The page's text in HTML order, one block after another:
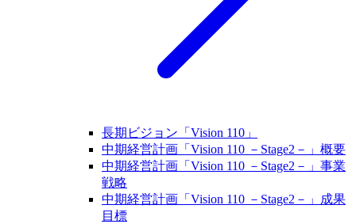
長期ビジョン「Vision 110」
中期経営計画「Vision 110 －Stage2－」概要
中期経営計画「Vision 110 －Stage2－」事業
戦略
中期経営計画「Vision 110 －Stage2－」成果
目標